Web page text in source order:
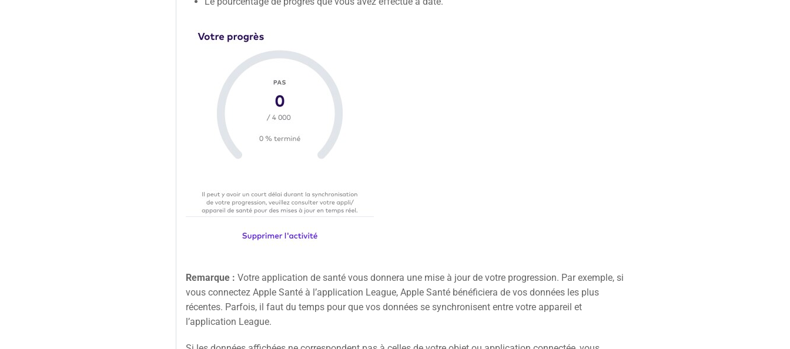
Remarque : Votre application de santé vous donnera une mise à jour de votre progression. Par exemple, si
vous connectez Apple Santé à l’application League, Apple Santé bénéficiera de vos données les plus
récentes. Parfois, il faut du temps pour que vos données se synchronisent entre votre appareil et
l’application League.